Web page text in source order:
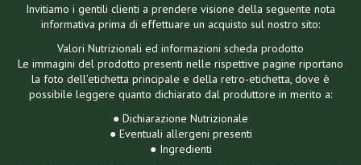
Invitiamo i gentili clienti a prendere visione della seguente nota
informativa prima di effettuare un acquisto sul nostro sito:
Valori Nutrizionali ed informazioni scheda prodotto
Le immagini del prodotto presenti nelle rispettive pagine riportano
la foto dell’etichetta principale e della retro-etichetta, dove è
possibile leggere quanto dichiarato dal produttore in merito a:
● Dichiarazione Nutrizionale
● Eventuali allergeni presenti
● Ingredienti